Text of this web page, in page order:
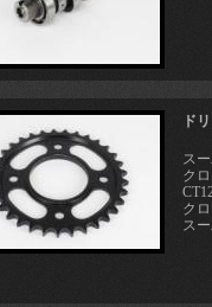
ド
ス
ク
ク
ス